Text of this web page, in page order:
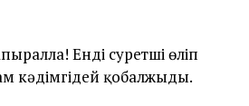
Енді суретші өліп
кәдімгідей қобалжыды.